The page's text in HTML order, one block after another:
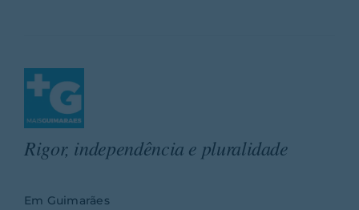
Rigor, independência e pluralidade
Em Guimarães